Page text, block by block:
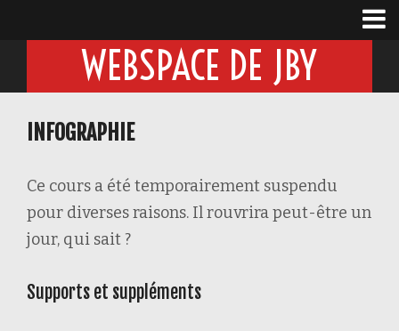
WEBSPACE DE JBY
INFOGRAPHIE
Ce cours a été temporairement suspendu
pour diverses raisons. Il rouvrira peut-être un
jour, qui sait ?
Supports et suppléments